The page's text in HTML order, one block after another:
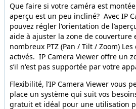
Que faire si votre caméra est
aperçu est un peu incliné? Avec IP
pouvez régler l'orientation de
aide à ajuster la zone de couverture
nombreux PTZ (Pan / Tilt / Zoom)
activés. IP Camera Viewer offre un
s’il n'est pas supportée par votre
Flexibilité, l’IP Camera Viewer vous
place un système qui suit vos
gratuit et idéal pour une utilisation